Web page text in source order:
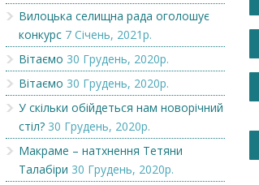
Вилоцька селищна рада оголошує
конкурс 7 Січень, 2021р.
Вітаємо 30 Грудень, 2020р.
Вітаємо 30 Грудень, 2020р.
У скільки обійдеться нам новорічний
стіл? 30 Грудень, 2020р.
Макраме – натхнення Тетяни
Талабіри 30 Грудень, 2020р.